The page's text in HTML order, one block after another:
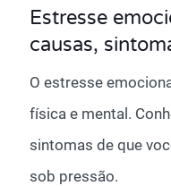
‌‌Estresse
causas,
O estresse
física e mental.
sintomas de que
sob pressão.